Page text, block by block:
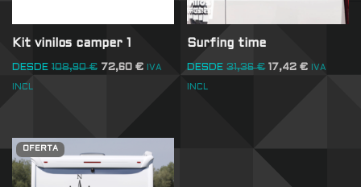
Kit vinilos camper 1
DESDE 108,90€ 72,60 € IVA
INCL
Surfing time
DESDE 31,36€ 17,42€ IVA
INCL
OFERTA